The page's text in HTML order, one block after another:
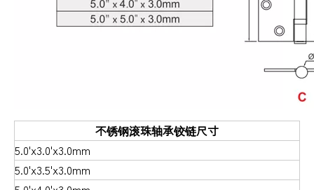
不锈钢滚珠轴承铰链尺寸
5.0'x3.0'x3.0mm
5.0'x3.5'x3.0mm